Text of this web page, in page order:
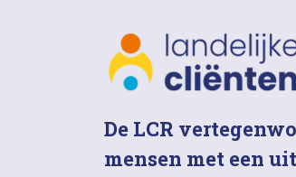
De LCR
mensen met een